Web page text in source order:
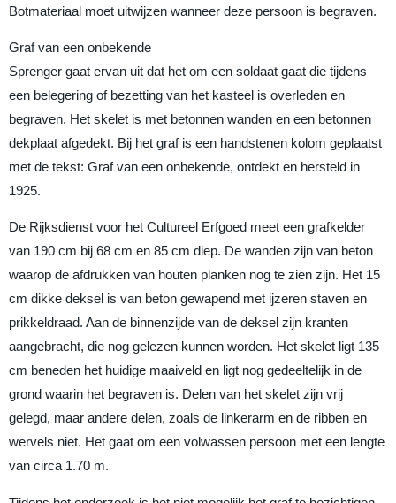
Botmateriaal moet uitwijzen wanneer deze persoon is begraven.
Graf van een onbekende
Sprenger gaat ervan uit dat het om een soldaat gaat die tijdens
een belegering of bezetting van het kasteel is overleden en
begraven. Het skelet is met betonnen wanden en een betonnen
dekplaat afgedekt. Bij het graf is een handstenen kolom geplaatst
met de tekst: Graf van een onbekende, ontdekt en hersteld in
1925.
De Rijksdienst voor het Cultureel Erfgoed meet een grafkelder
van 190 cm bij 68 cm en 85 cm diep. De wanden zijn van beton
waarop de afdrukken van houten planken nog te zien zijn. Het 15
cm dikke deksel is van beton gewapend met ijzeren staven en
prikkeldraad. Aan de binnenzijde van de deksel zijn kranten
aangebracht, die nog gelezen kunnen worden. Het skelet ligt 135
cm beneden het huidige maaiveld en ligt nog gedeeltelijk in de
grond waarin het begraven is. Delen van het skelet zijn vrij
gelegd, maar andere delen, zoals de linkerarm en de ribben en
wervels niet. Het gaat om een volwassen persoon met een lengte
van circa 1.70 m.